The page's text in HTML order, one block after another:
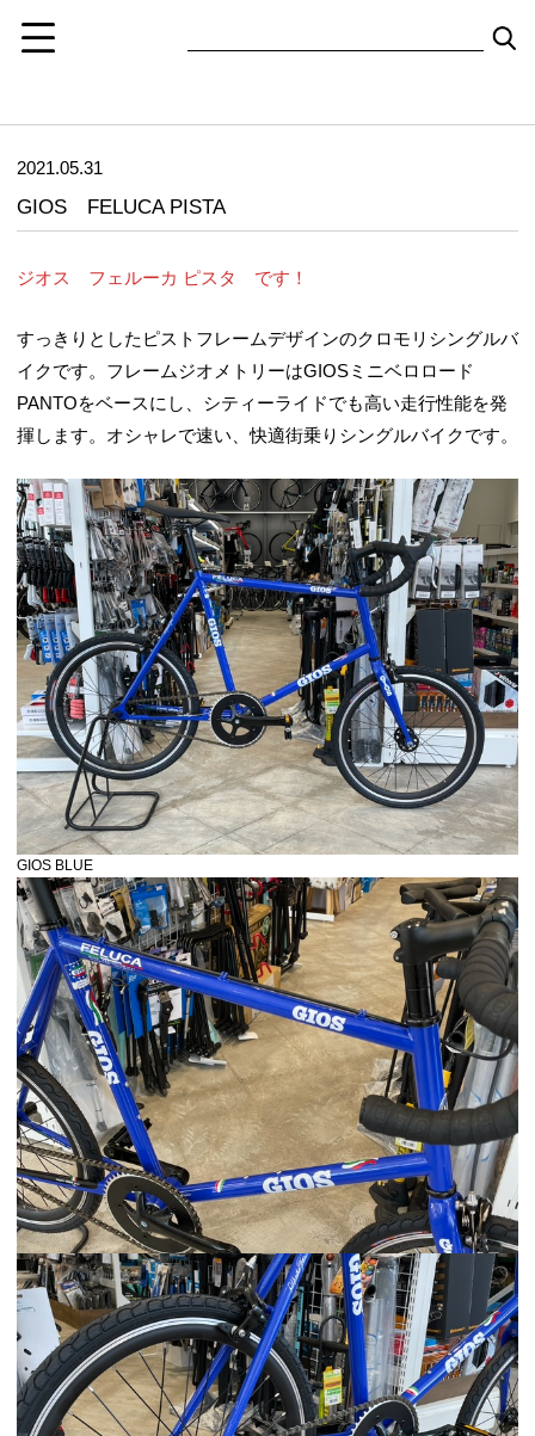
2021.05.31
GIOS FELUCA PISTA
ジオス フェルーカ ピスタ です！
すっきりとしたピストフレームデザインのクロモリシングルバ
イクです。フレームジオメトリーはGIOSミニベロロード
PANTOをベースにし、シティーライドでも高い走行性能を発
揮します。オシャレで速い、快適街乗りシングルバイクです。
GIOS BLUE